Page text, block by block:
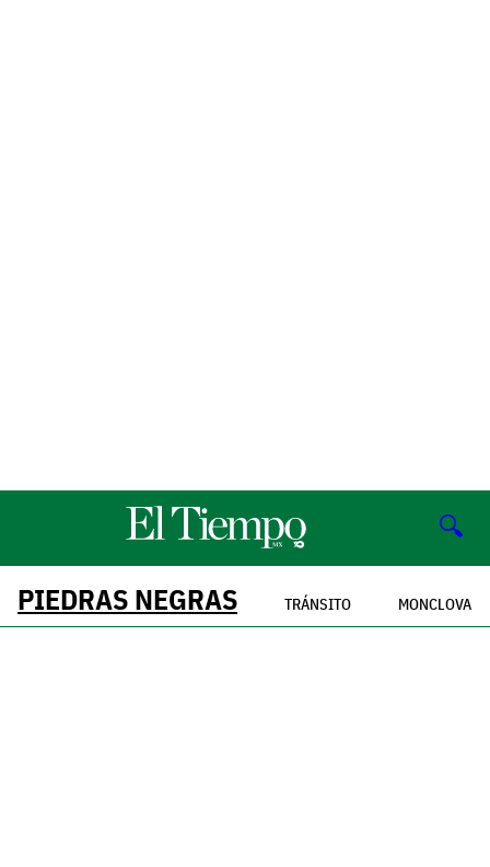
🔍
PIEDRAS NEGRAS TRÁNSITO MONCLOVA